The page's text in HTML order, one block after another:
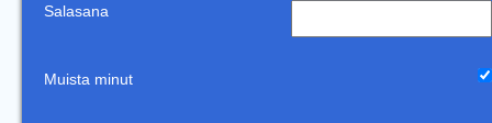
Salasana
Muista minut